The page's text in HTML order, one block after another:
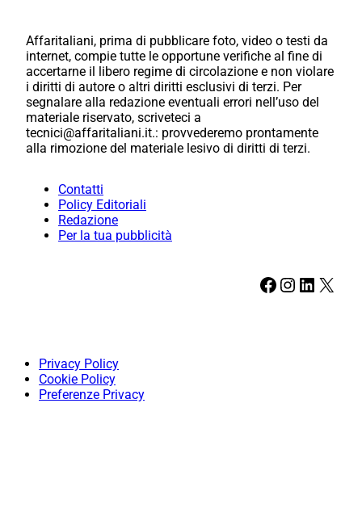
Affaritaliani, prima di pubblicare foto, video o testi da
internet, compie tutte le opportune verifiche al fine di
accertarne il libero regime di circolazione e non violare
i diritti di autore o altri diritti esclusivi di terzi. Per
segnalare alla redazione eventuali errori nell’uso del
materiale riservato, scriveteci a
tecnici@affaritaliani.it.: provvederemo prontamente
alla rimozione del materiale lesivo di diritti di terzi.
Contatti
Policy Editoriali
Redazione
Per la tua pubblicità
Facebook Instagram LinkedIn X
Privacy Policy
Cookie Policy
Preferenze Privacy